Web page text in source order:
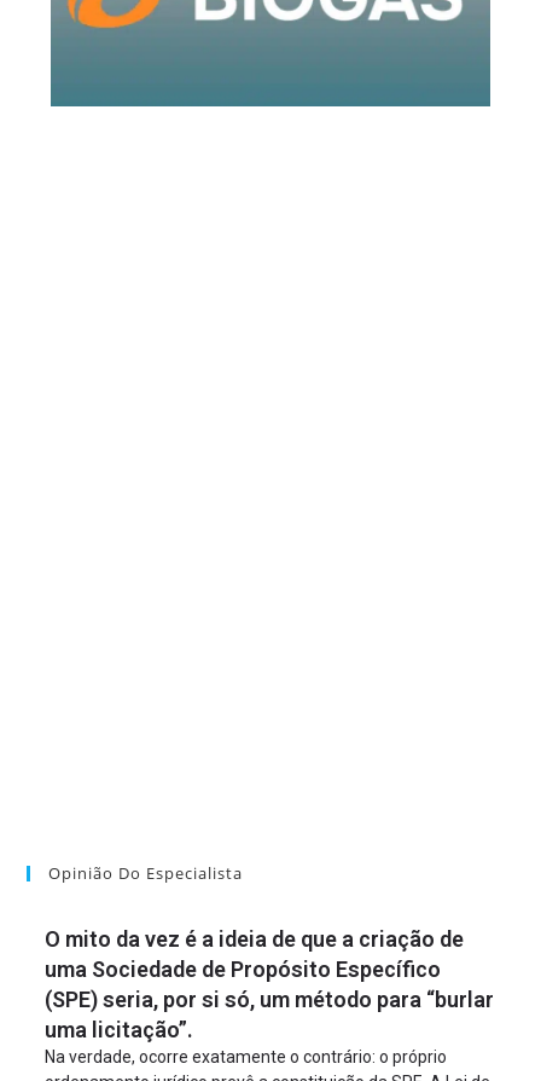
Opinião Do Especialista
O mito da vez é a ideia de que a criação de
uma Sociedade de Propósito Específico
(SPE) seria, por si só, um método para “burlar
uma licitação”.
Na verdade, ocorre exatamente o contrário: o próprio